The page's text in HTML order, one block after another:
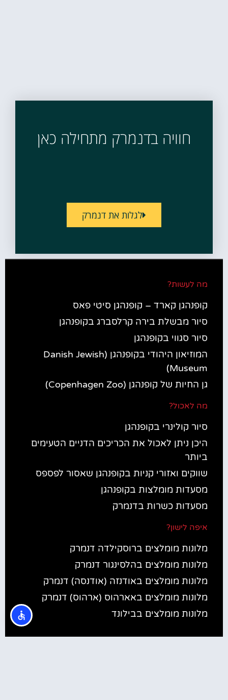
חוויה בדנמרק מתחילה כאן
לגלות את דנמרק
מה לעשות?
קופנהגן קארד – קופנהגן סיטי פאס
סיור מבשלת בירה קרלסברג בקופנהגן
סיור סגווי בקופנהגן
המוזיאון היהודי בקופנהגן (Danish Jewish
Museum)
גן החיות של קופנהגן (Copenhagen Zoo)
מה לאכול?
סיור קולינרי בקופנהגן
היכן ניתן לאכול את הכריכים הדניים הטעימים
ביותר
שווקים ואזורי קניות בקופנהגן שאסור לפספס
מסעדות מומלצות בקופנהגן
מסעדות כשרות בדנמרק
איפה לישון?
מלונות מומלצים ברוסקילדה דנמרק
מלונות מומלצים בהלסינגור דנמרק
מלונות מומלצים באודנזה (אודנסה) דנמרק
מלונות מומלצים באארהוס (ארהוס) דנמרק
מלונות מומלצים בבילונד